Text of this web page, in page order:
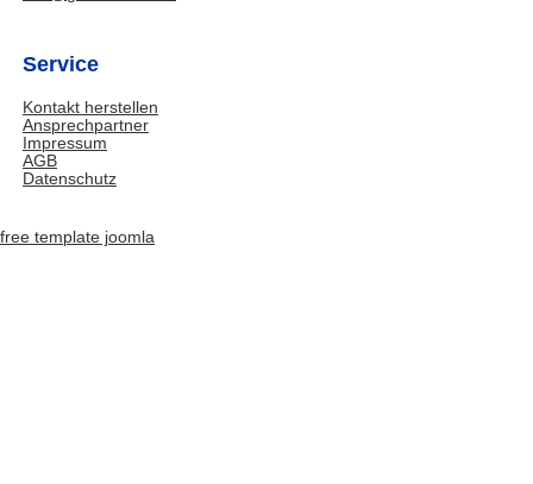
Service
Kontakt herstellen
Ansprechpartner
Impressum
AGB
Datenschutz
free template joomla